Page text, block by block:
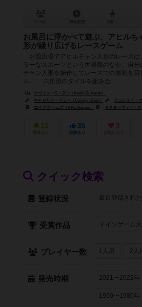
お風呂に浮かべて遊ぶ、アヒルち
形が繰り広げるレースゲーム
お風呂場でアヒルチャン人形のレースは
ラーなスポーツという世界観のなか、自分
チャン人形を操作してレースでの勝利を目
ム。 六角形のタイルを組み合...
ケヴィン・G・ヌン（Kevin G. Nunn）
キャロリン・デュー（Carolyn Dew）
ジェレミー・クプシュ
エイプ ゲームズ（APE Games）
ドクターウッド・チャレンジ・セントレ（Dr.
11
興味あり
35
経験あり
3
お気に入り
クイック検索
登録状況 最近登録され
受賞作品 ドイツゲーム大
プレイヤー数 1人用 2人用
発売時期 2021〜2022年
1950〜1980年